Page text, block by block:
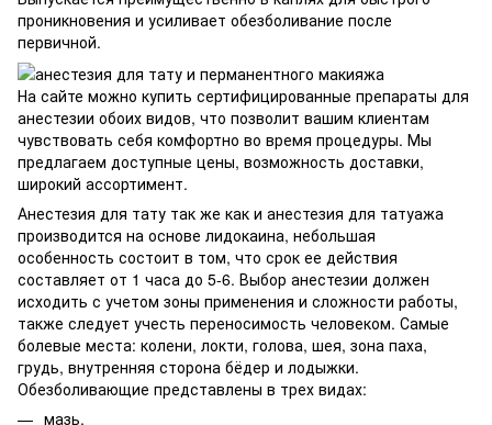
проникновения и усиливает обезболивание после
первичной.
На сайте можно купить сертифицированные препараты для
анестезии обоих видов, что позволит вашим клиентам
чувствовать себя комфортно во время процедуры. Мы
предлагаем доступные цены, возможность доставки,
широкий ассортимент.
Анестезия для тату так же как и анестезия для татуажа
производится на основе лидокаина, небольшая
особенность состоит в том, что срок ее действия
составляет от 1 часа до 5-6. Выбор анестезии должен
исходить с учетом зоны применения и сложности работы,
также следует учесть переносимость человеком. Самые
болевые места: колени, локти, голова, шея, зона паха,
грудь, внутренняя сторона бёдер и лодыжки.
Обезболивающие представлены в трех видах:
мазь,